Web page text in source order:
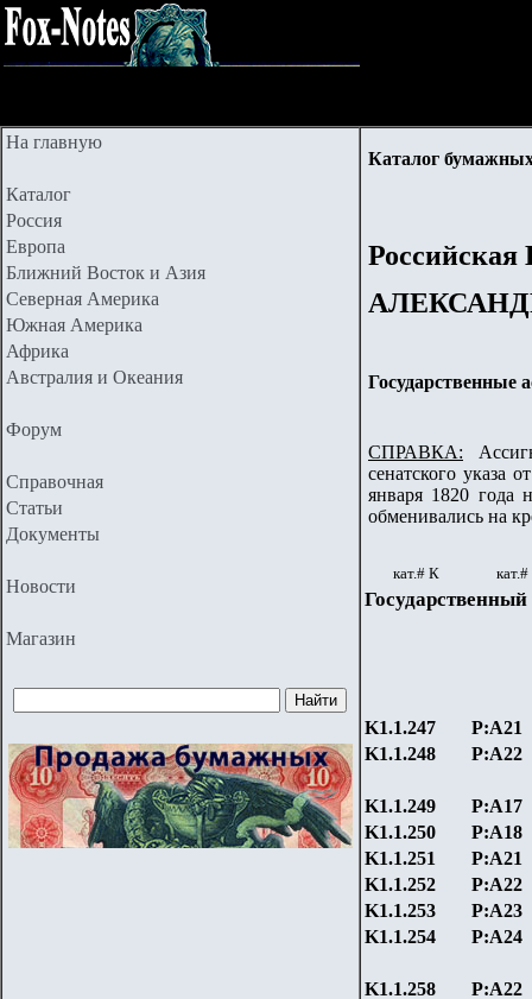
На главную
Каталог
Россия
Европа
Ближний Восток и Азия
Северная Америка
Южная Америка
Африка
Австралия и Океания
Форум
Справочная
Статьи
Документы
Новости
Магазин
Каталог
Государственные
СПРАВКА:
сенатского указа
января 1820 года
обменивались на
кат.# К кат.#
K1.1.247
P:А21
K1.1.248
P:А22
K1.1.249
P:А17
K1.1.250
P:А18
K1.1.251
P:А21
K1.1.252
P:А22
K1.1.253
P:А23
K1.1.254
P:А24
K1.1.258
P:А22